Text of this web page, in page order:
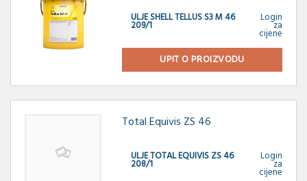
ULJE SHELL TELLUS S3 M 46
209/1
Login
za
cijene
UPIT O PROIZVODU
Total Equivis ZS 46
ULJE TOTAL EQUIVIS ZS 46
208/1
Login
za
cijene